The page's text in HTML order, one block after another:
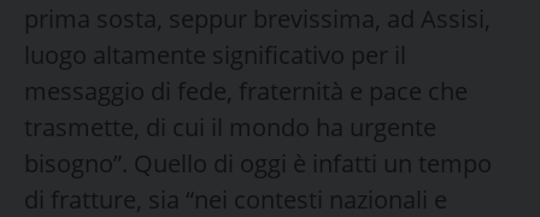
prima sosta, seppur brevissima, ad Assisi,
luogo altamente significativo per il
messaggio di fede, fraternità e pace che
trasmette, di cui il mondo ha urgente
bisogno”. Quello di oggi è infatti un tempo
di fratture, sia “nei contesti nazionali e